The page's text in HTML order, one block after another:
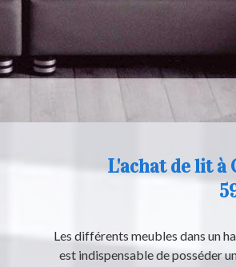
L'achat de lit à
Les différents meubles dans un
est indispensable de posséder